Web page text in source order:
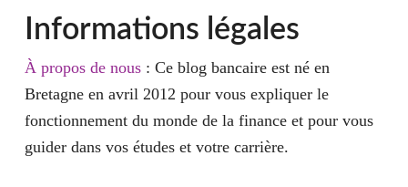
Informations légales
À propos de nous: Ce blog bancaire est né en
Bretagne en avril 2012 pour vous expliquer le
fonctionnement du monde de la finance et pour vous
guider dans vos études et votre carrière.